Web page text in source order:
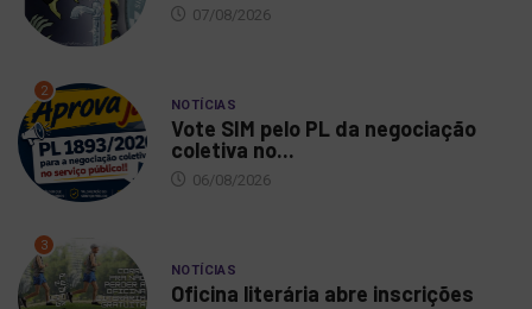
07/08/2026
2
NOTÍCIAS
Vote SIM pelo PL da negociação
coletiva no...
06/08/2026
3
NOTÍCIAS
Oficina literária abre inscrições